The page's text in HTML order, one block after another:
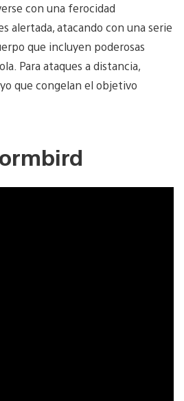
con una ferocidad
alertada, atacando con una serie
que incluyen poderosas
Para ataques a distancia,
que congelan el objetivo